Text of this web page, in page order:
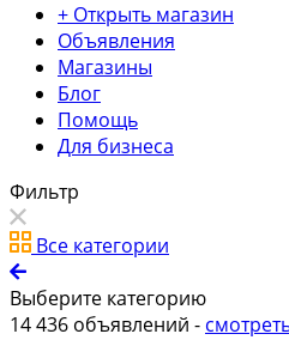
+ Открыть магазин
Объявления
Магазины
Блог
Помощь
Для бизнеса
Фильтр
Все категории
Выберите категорию
14 436 объявлений -